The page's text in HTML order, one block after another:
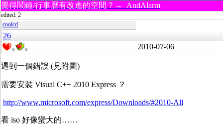
覺得鬧鐘/行事曆有改進的空間？→ AndAlarm
edited: 2
coolcd
26
0 0 2010-07-06
遇到一個錯誤 (見附圖)
需要安裝 Visual C++ 2010 Express ？
http://www.microsoft.com/express/Downloads/#2010-All
看 iso 好像蠻大的……